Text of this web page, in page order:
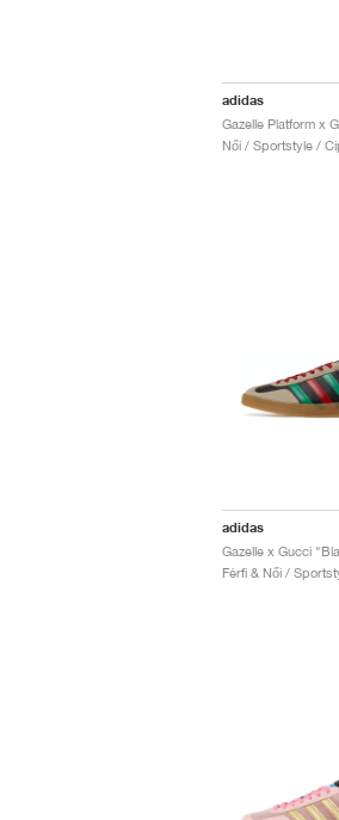
adidas
Női / Sportstyle /
adidas
Férfi & Női /